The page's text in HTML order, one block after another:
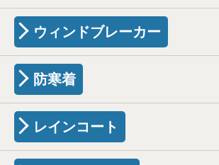
ウィンドブレーカー
防寒着
レインコート